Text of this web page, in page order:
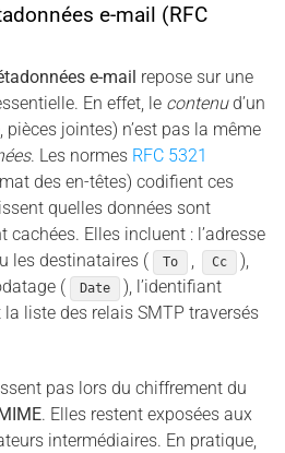
e-mail (RFC
e-mail repose sur une
En effet, le contenud’un
jointes) n’est pas la même
. Les normes RFC 5321
des en-têtes) codifient ces
quelles données sont
Elles incluent : l’adresse
les destinataires ( To , Cc
),
( Date
), l’identifiant
la liste des relais SMTP traversés
pas lors du chiffrement du
. Elles restent exposées aux
intermédiaires. En pratique,